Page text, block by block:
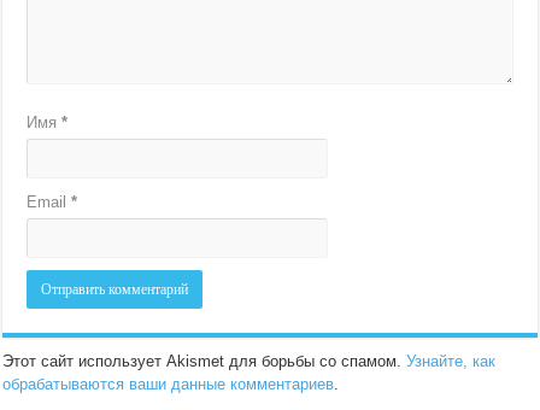
Имя*
Email*
Этот сайт использует Akismet для борьбы со спамом.Узнайте, как
обрабатываются ваши данные комментариев.